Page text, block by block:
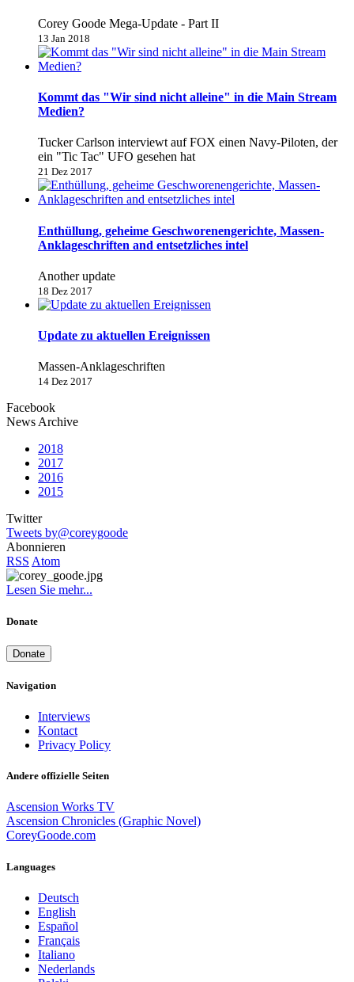
Corey Goode Mega-Update - Part II
13 Jan 2018
Kommt das "Wir sind nicht alleine" in die Main Stream
Medien?
Tucker Carlson interviewt auf FOX einen Navy-Piloten, der
ein "Tic Tac" UFO gesehen hat
21 Dez 2017
Enthüllung, geheime Geschworenengerichte, Massen-
Anklageschriften and entsetzliches intel
Another update
18 Dez 2017
Update zu aktuellen Ereignissen
Massen-Anklageschriften
14 Dez 2017
Facebook
News Archive
2018
2017
2016
2015
Twitter
Tweets by@coreygoode
Abonnieren
RSS Atom
Lesen Sie mehr...
Donate
Donate
Navigation
Interviews
Kontact
Privacy Policy
Andere offizielle Seiten
Ascension Works TV
Ascension Chronicles (Graphic Novel)
CoreyGoode.com
Languages
Deutsch
English
Español
Français
Italiano
Nederlands